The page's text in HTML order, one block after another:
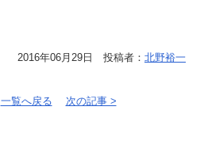
2016年06月29日 投稿者： 北野裕一
一覧へ戻る 次の記事 >